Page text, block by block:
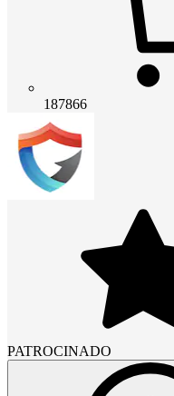
187866
PATROCINADO